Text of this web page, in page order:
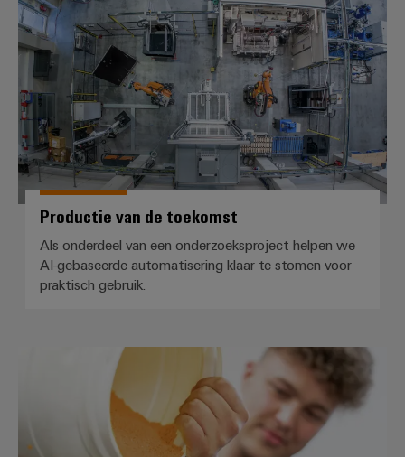
innovaties.
Configurator
Digitale
engineering van
het volgende
niveau - intuïtief,
ongecompliceerd,
snel
Productie van de toekomst
Productie van de toekomst
Als onderdeel van een onderzoeksproject helpen we
AI-gebaseerde automatisering klaar te stomen voor
praktisch gebruik.
Circulaire waardecreatie